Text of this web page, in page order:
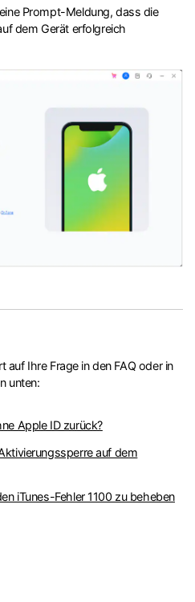
Prompt-Meldung, dass die
dem Gerät erfolgreich
auf Ihre Frage in den FAQ oder in
unten:
Apple ID zurück?
auf dem
iTunes-Fehler 1100 zu beheben